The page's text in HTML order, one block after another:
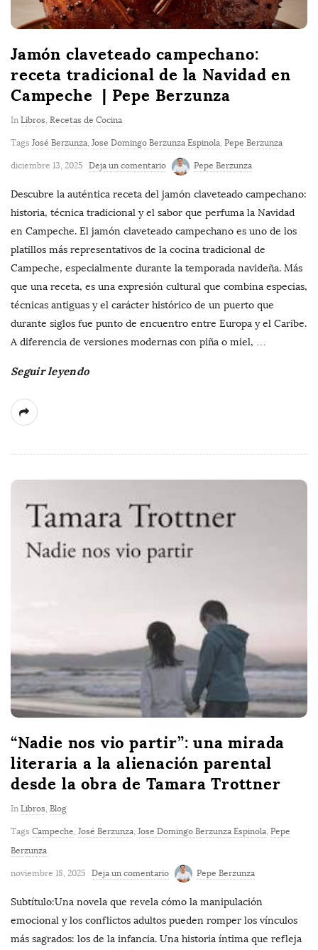
Jamón claveteado campechano:
receta tradicional de la Navidad en
Campeche | Pepe Berzunza
In Libros, Recetas de Cocina
Tags José Berzunza, Jose Domingo Berzunza Espinola, Pepe Berzunza
diciembre 13, 2025 Deja un comentario Pepe Berzunza
Descubre la auténtica receta del jamón claveteado campechano:
historia, técnica tradicional y el sabor que perfuma la Navidad
en Campeche. El jamón claveteado campechano es uno de los
platillos más representativos de la cocina tradicional de
Campeche, especialmente durante la temporada navideña. Más
que una receta, es una expresión cultural que combina especias,
técnicas antiguas y el carácter histórico de un puerto que
durante siglos fue punto de encuentro entre Europa y el Caribe.
A diferencia de versiones modernas con piña o miel, …
Seguir leyendo
“Nadie nos vio partir”: una mirada
literaria a la alienación parental
desde la obra de Tamara Trottner
In Libros, Blog
Tags Campeche, José Berzunza, Jose Domingo Berzunza Espinola, Pepe
Berzunza
noviembre 18, 2025 Deja un comentario Pepe Berzunza
Subtítulo:Una novela que revela cómo la manipulación
emocional y los conflictos adultos pueden romper los vínculos
más sagrados: los de la infancia. Una historia íntima que refleja